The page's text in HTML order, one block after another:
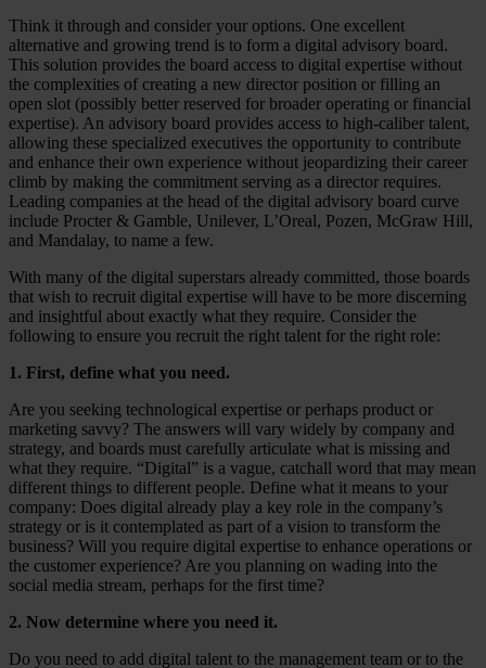
Think it through and consider your options. One excellent
alternative and growing trend is to form a digital advisory board.
This solution provides the board access to digital expertise without
the complexities of creating a new director position or filling an
open slot (possibly better reserved for broader operating or financial
expertise). An advisory board provides access to high-caliber talent,
allowing these specialized executives the opportunity to contribute
and enhance their own experience without jeopardizing their career
climb by making the commitment serving as a director requires.
Leading companies at the head of the digital advisory board curve
include Procter & Gamble, Unilever, L’Oreal, Pozen, McGraw Hill,
and Mandalay, to name a few.
With many of the digital superstars already committed, those boards
that wish to recruit digital expertise will have to be more discerning
and insightful about exactly what they require. Consider the
following to ensure you recruit the right talent for the right role:
1. First, define what you need.
Are you seeking technological expertise or perhaps product or
marketing savvy? The answers will vary widely by company and
strategy, and boards must carefully articulate what is missing and
what they require. “Digital” is a vague, catchall word that may mean
different things to different people. Define what it means to your
company: Does digital already play a key role in the company’s
strategy or is it contemplated as part of a vision to transform the
business? Will you require digital expertise to enhance operations or
the customer experience? Are you planning on wading into the
social media stream, perhaps for the first time?
2. Now determine where you need it.
Do you need to add digital talent to the management team or to the